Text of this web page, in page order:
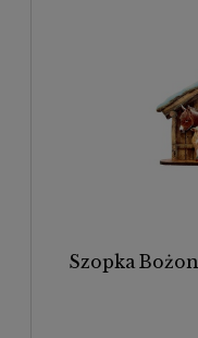
Szopka